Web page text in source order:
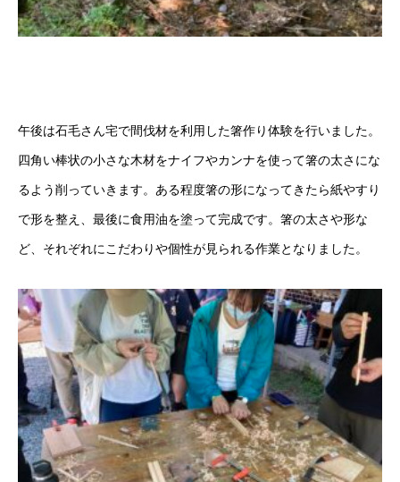
午後は石毛さん宅で間伐材を利用した箸作り体験を行いました。
四角い棒状の小さな木材をナイフやカンナを使って箸の太さにな
るよう削っていきます。ある程度箸の形になってきたら紙やすり
で形を整え、最後に食用油を塗って完成です。箸の太さや形な
ど、それぞれにこだわりや個性が見られる作業となりました。